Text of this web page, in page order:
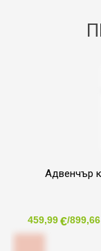
Адвенчър
459,99€/899,66